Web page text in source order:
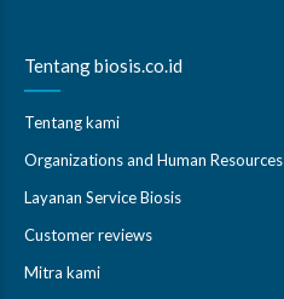
Tentang biosis.co.id
Tentang kami
Organizations and Human Resources
Layanan Service Biosis
Customer reviews
Mitra kami